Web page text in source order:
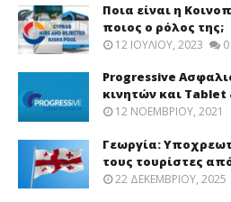
Ποια είναι η
ποιος ο ρόλος της;
12 ΙΟΥΛΊΟΥ, 2023 0
Progressive
κινητών και Tablet
12 ΝΟΕΜΒΡΊΟΥ, 2021
Γεωργία:
τους τουρίστες
22 ΔΕΚΕΜΒΡΊΟΥ, 2025